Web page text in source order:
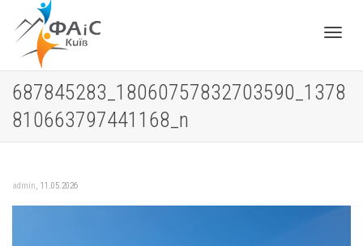
687845283_18060757832703590_1378
810663797441168_n
admin, 11.05.2026